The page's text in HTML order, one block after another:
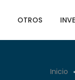
OTROS
Inicio